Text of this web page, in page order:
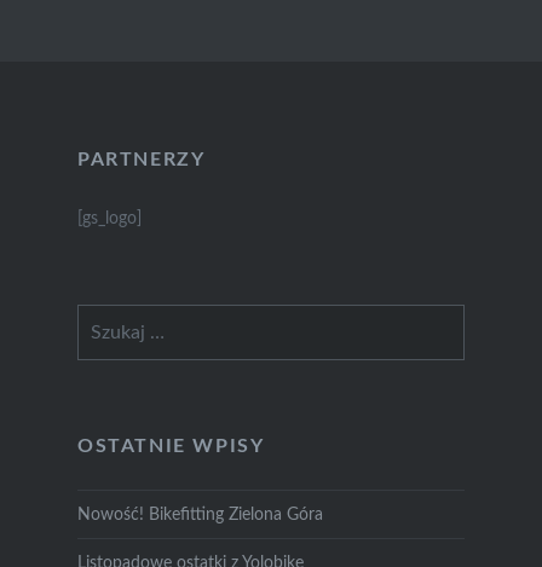
PARTNERZY
[gs_logo]
OSTATNIE WPISY
Nowość! Bikefitting Zielona Góra
Listopadowe ostatki z Yolobike